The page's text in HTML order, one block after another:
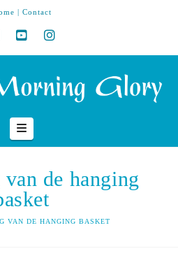
| Contact
Navigation
de hanging
VAN DE HANGING BASKET